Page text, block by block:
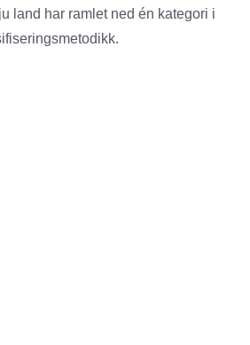
land har ramlet ned én kategori i